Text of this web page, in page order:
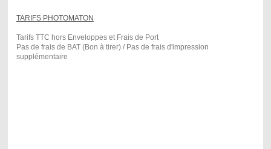
TARIFS PHOTOMATON
Tarifs TTC hors Enveloppes et Frais de Port
Pas de frais de BAT (Bon à tirer) / Pas de frais d'impression
supplémentaire